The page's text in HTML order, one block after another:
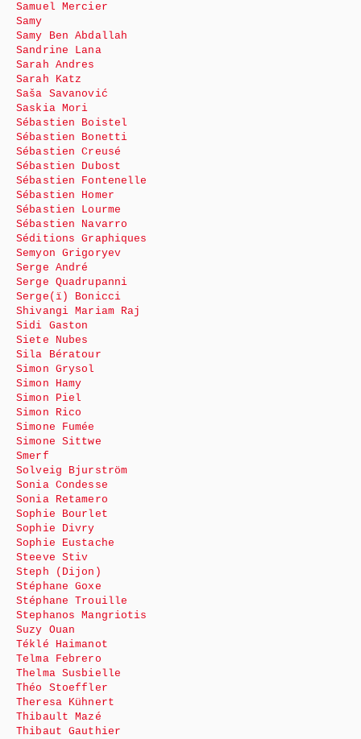
Samuel Mercier
Samy
Samy Ben Abdallah
Sandrine Lana
Sarah Andres
Sarah Katz
Saša Savanović
Saskia Mori
Sébastien Boistel
Sébastien Bonetti
Sébastien Creusé
Sébastien Dubost
Sébastien Fontenelle
Sébastien Homer
Sébastien Lourme
Sébastien Navarro
Séditions Graphiques
Semyon Grigoryev
Serge André
Serge Quadrupanni
Serge(ï) Bonicci
Shivangi Mariam Raj
Sidi Gaston
Siete Nubes
Sila Bératour
Simon Grysol
Simon Hamy
Simon Piel
Simon Rico
Simone Fumée
Simone Sittwe
Smerf
Solveig Bjurström
Sonia Condesse
Sonia Retamero
Sophie Bourlet
Sophie Divry
Sophie Eustache
Steeve Stiv
Steph (Dijon)
Stéphane Goxe
Stéphane Trouille
Stephanos Mangriotis
Suzy Ouan
Téklé Haimanot
Telma Febrero
Thelma Susbielle
Théo Stoeffler
Theresa Kühnert
Thibault Mazé
Thibaut Gauthier